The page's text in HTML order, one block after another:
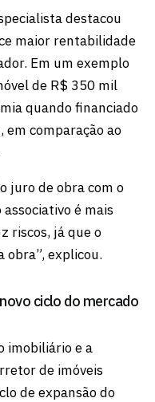
destacou
maior rentabilidade
Em um exemplo
de R$ 350 mil
quando financiado
em comparação ao
juro de obra com o
é mais
riscos, já que o
obra”, explicou.
ciclo do mercado
imobiliário e a
de imóveis
de expansão do